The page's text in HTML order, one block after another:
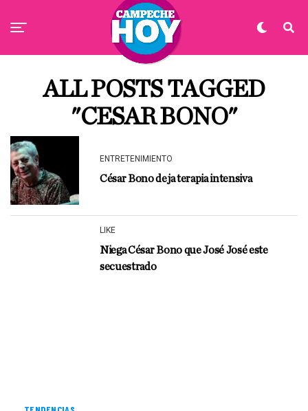
ALL POSTS TAGGED
"CESAR BONO"
ENTRETENIMIENTO
César Bono deja terapia intensiva
LIKE
Niega César Bono que José José este
secuestrado